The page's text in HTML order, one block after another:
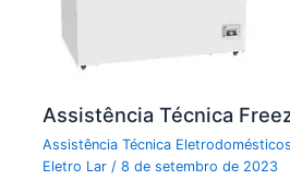
Assistência Técnica
Assistência Técnica Eletrodomésticos
Eletro Lar/8 de setembro de 2023